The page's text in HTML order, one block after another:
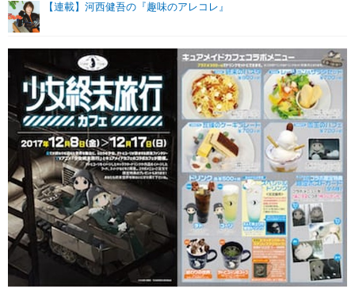
【連載】河西健吾の『趣味のアレコレ』